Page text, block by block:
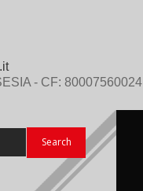
- CF: 80007560024